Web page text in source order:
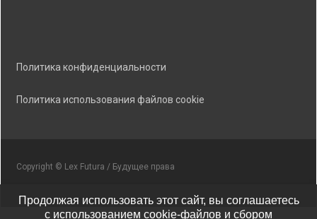
Политика конфиденциальности
Политика использования файлов cookie
Copyright © Lex Futura / Будущее права
Продолжая использовать этот сайт, вы соглашаетесь
с использованием cookie-файлов и сбором